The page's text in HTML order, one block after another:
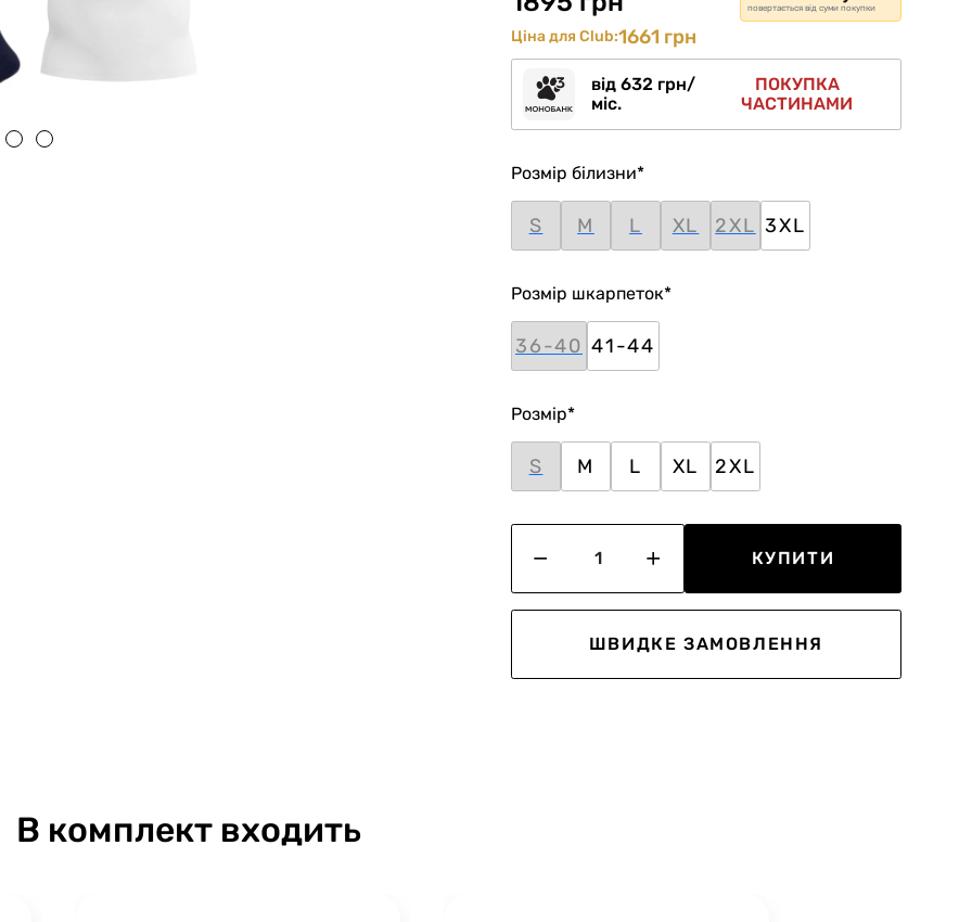
повертається від суми покупки
Ціна для Club:1661 грн
від 632 грн/
міс.
ПОКУПКА
ЧАСТИНАМИ
Розмір білизни*
S M L XL 2XL 3XL
Розмір шкарпеток*
36-40 41-44
Розмір*
S M L XL 2XL
КУПИТИ
ШВИДКЕ ЗАМОВЛЕННЯ
В комплект входить